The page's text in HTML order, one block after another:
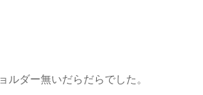
ダー無いだらだらでした。